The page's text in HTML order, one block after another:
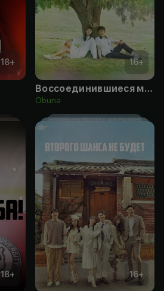
18+ 16+
Воссоединившиеся миры
Obuna
18+ 16+